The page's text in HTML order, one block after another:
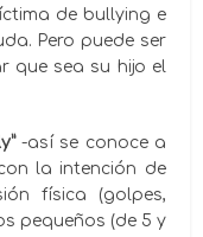
de bullying e
Pero puede ser
que sea su hijo el
-así se conoce a
la intención de
física (golpes,
pequeños (de 5 y